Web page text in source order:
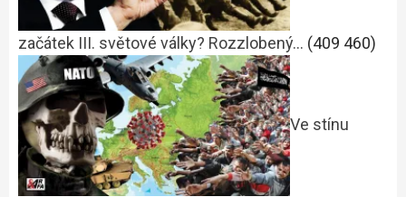
začátek III. světové války? Rozzlobený… (409 460)
Ve stínu